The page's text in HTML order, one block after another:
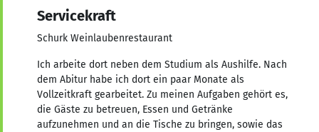
Servicekraft
Schurk Weinlaubenrestaurant
Ich arbeite dort neben dem Studium als Aushilfe. Nach
dem Abitur habe ich dort ein paar Monate als
Vollzeitkraft gearbeitet. Zu meinen Aufgaben gehört es,
die Gäste zu betreuen, Essen und Getränke
aufzunehmen und an die Tische zu bringen, sowie das